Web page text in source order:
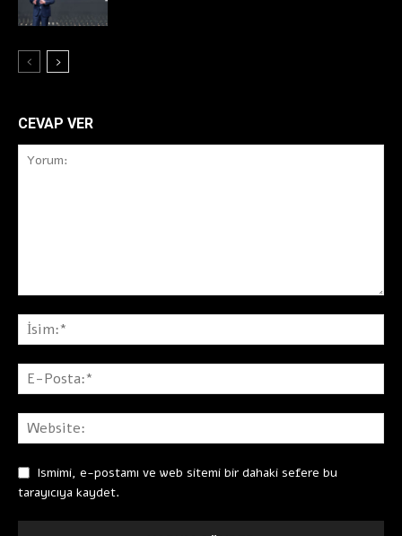
CEVAP VER
Ismimi, e-postamı ve web sitemi bir dahaki sefere bu
tarayıcıya kaydet.